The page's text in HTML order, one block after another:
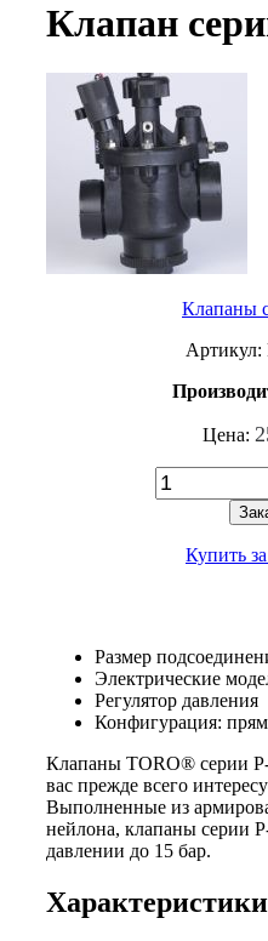
Клапан
Клапаны
Артикул:
Цена:
Купить
Размер
Электрические
Регулятор давления
Конфигурация:
Клапаны TORO® серии
вас прежде всего
Выполненные из
нейлона, клапаны серии
давлении до 15 бар.